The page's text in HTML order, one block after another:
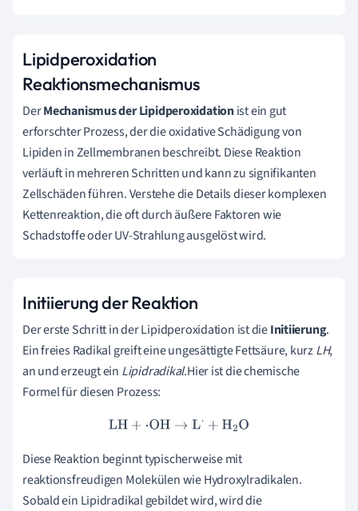
Lipidperoxidation
Reaktionsmechanismus
DerMechanismus der Lipidperoxidationist ein gut
erforschter Prozess, der die oxidative Schädigung von
Lipiden in Zellmembranen beschreibt. Diese Reaktion
verläuft in mehreren Schritten und kann zu signifikanten
Zellschäden führen. Verstehe die Details dieser komplexen
Kettenreaktion, die oft durch äußere Faktoren wie
Schadstoffe oder UV-Strahlung ausgelöst wird.
Initiierung der Reaktion
Der erste Schritt in der Lipidperoxidation ist dieInitiierung.
Ein freies Radikal greift eine ungesättigte Fettsäure, kurzLH,
an und erzeugt ein Lipidradikal.Hier ist die chemische
Formel für diesen Prozess:
LH+⋅OH→L ⋅+H 2O
Diese Reaktion beginnt typischerweise mit
reaktionsfreudigen Molekülen wie Hydroxylradikalen.
Sobald ein Lipidradikal gebildet wird, wird die